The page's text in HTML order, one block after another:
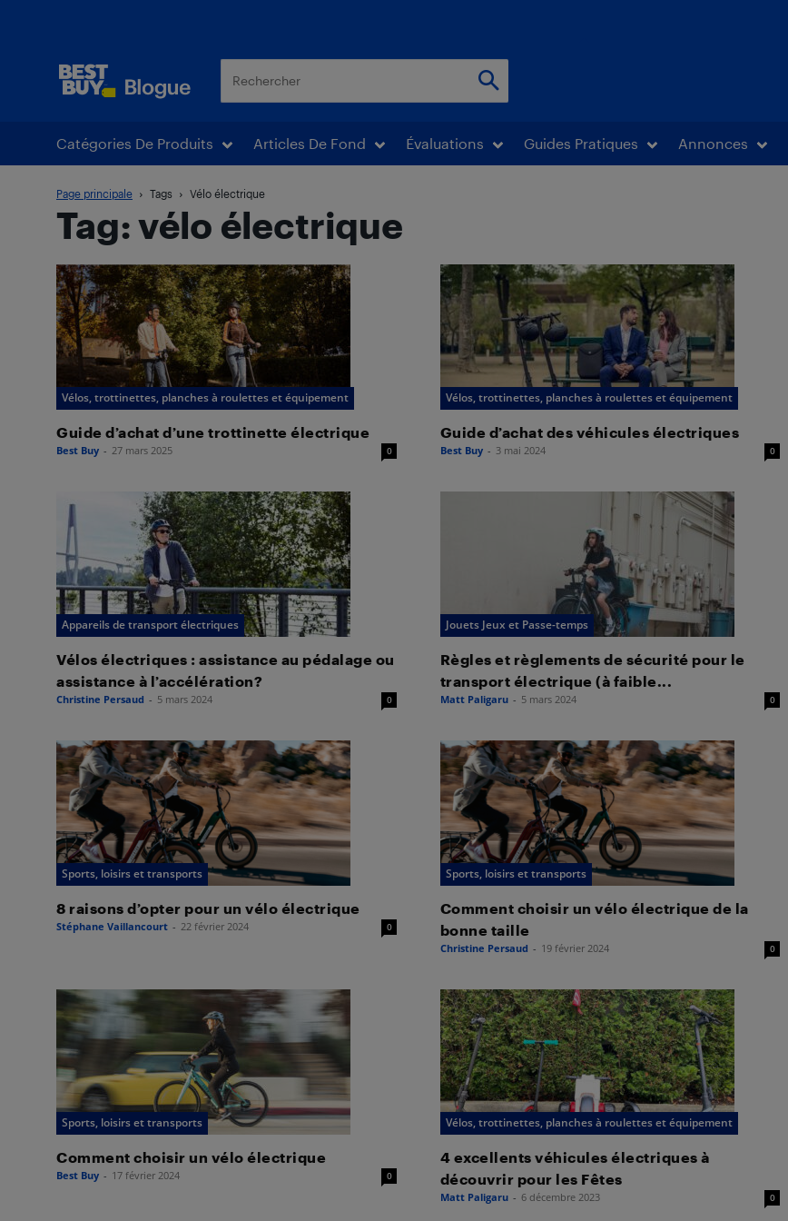
Catégories De Produits Articles De Fond Évaluations Guides Pratiques Annonces
Page principale Tags Vélo électrique
Tag: vélo électrique
Vélos, trottinettes, planches à roulettes et équipement
Guide d’achat d’une trottinette électrique
Best Buy - 27 mars 2025 0
Vélos, trottinettes, planches à roulettes et équipement
Guide d’achat des véhicules électriques
Best Buy - 3 mai 2024 0
Appareils de transport électriques
Vélos électriques : assistance au pédalage ou
assistance à l’accélération?
Christine Persaud - 5 mars 2024 0
Jouets Jeux et Passe-temps
Règles et règlements de sécurité pour le
transport électrique (à faible...
Matt Paligaru - 5 mars 2024 0
Sports, loisirs et transports
8 raisons d’opter pour un vélo électrique
Stéphane Vaillancourt - 22 février 2024 0
Sports, loisirs et transports
Comment choisir un vélo électrique de la
bonne taille
Christine Persaud - 19 février 2024 0
Sports, loisirs et transports
Comment choisir un vélo électrique
Best Buy - 17 février 2024 0
Vélos, trottinettes, planches à roulettes et équipement
4 excellents véhicules électriques à
découvrir pour les Fêtes
Matt Paligaru - 6 décembre 2023 0